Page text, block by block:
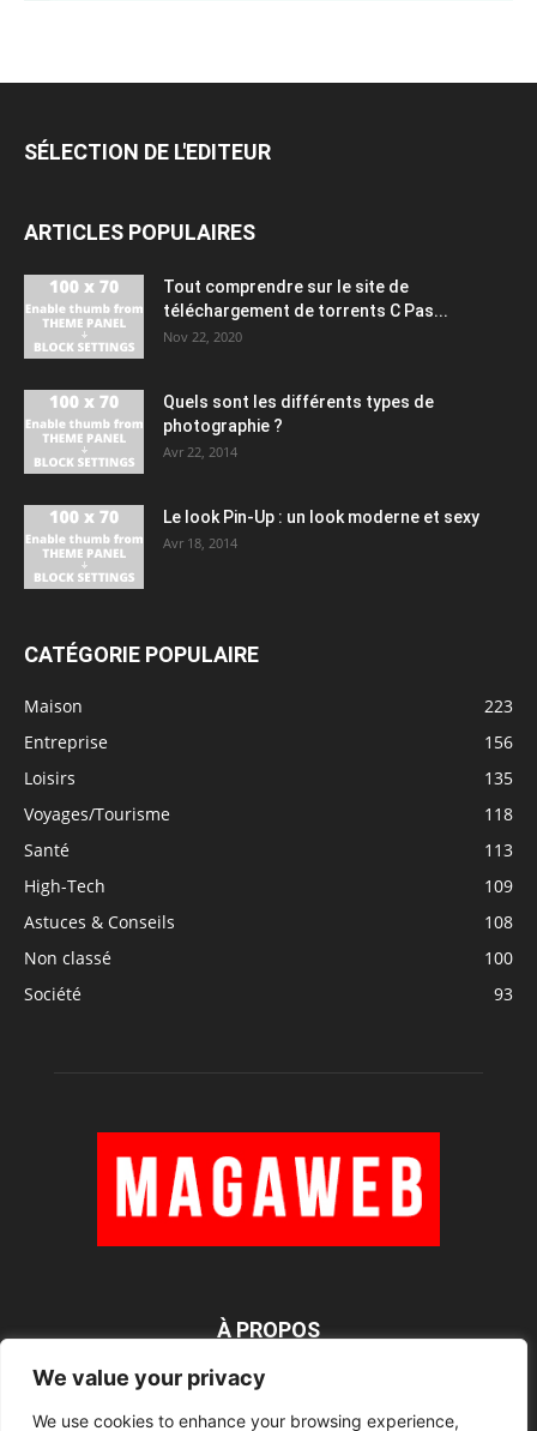
We value your privacy
We use cookies to enhance your browsing experience,
SÉLECTION DE L'EDITEUR
ARTICLES POPULAIRES
Tout comprendre sur le site de
téléchargement de torrents C Pas...
Nov 22, 2020
Quels sont les différents types de
photographie ?
Avr 22, 2014
Le look Pin-Up : un look moderne et sexy
Avr 18, 2014
CATÉGORIE POPULAIRE
Maison
223
Entreprise
156
Loisirs
135
Voyages/Tourisme
118
Santé
113
High-Tech
109
Astuces & Conseils
108
Non classé
100
Société
93
À PROPOS
SUIVEZ NOUS